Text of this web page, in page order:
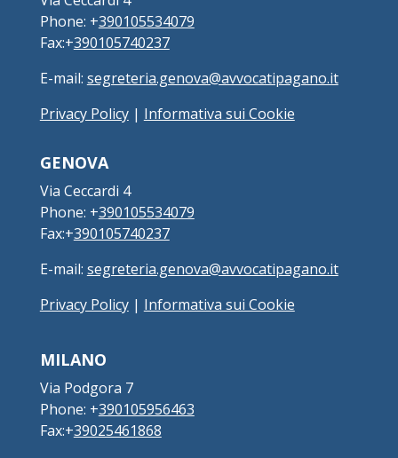
Phone: +390105534079
Fax:+390105740237
E-mail: segreteria.genova@avvocatipagano.it
Privacy Policy| Informativa sui Cookie
GENOVA
Via Ceccardi 4
Phone: +390105534079
Fax:+390105740237
E-mail: segreteria.genova@avvocatipagano.it
Privacy Policy| Informativa sui Cookie
MILANO
Via Podgora 7
Phone: +390105956463
Fax:+39025461868